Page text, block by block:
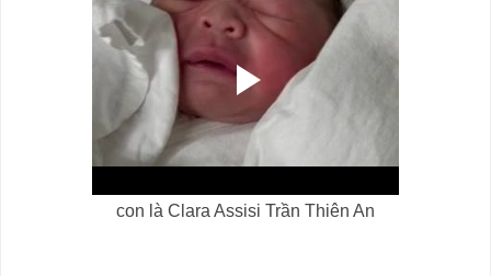
con là Clara Assisi Trần Thiên An